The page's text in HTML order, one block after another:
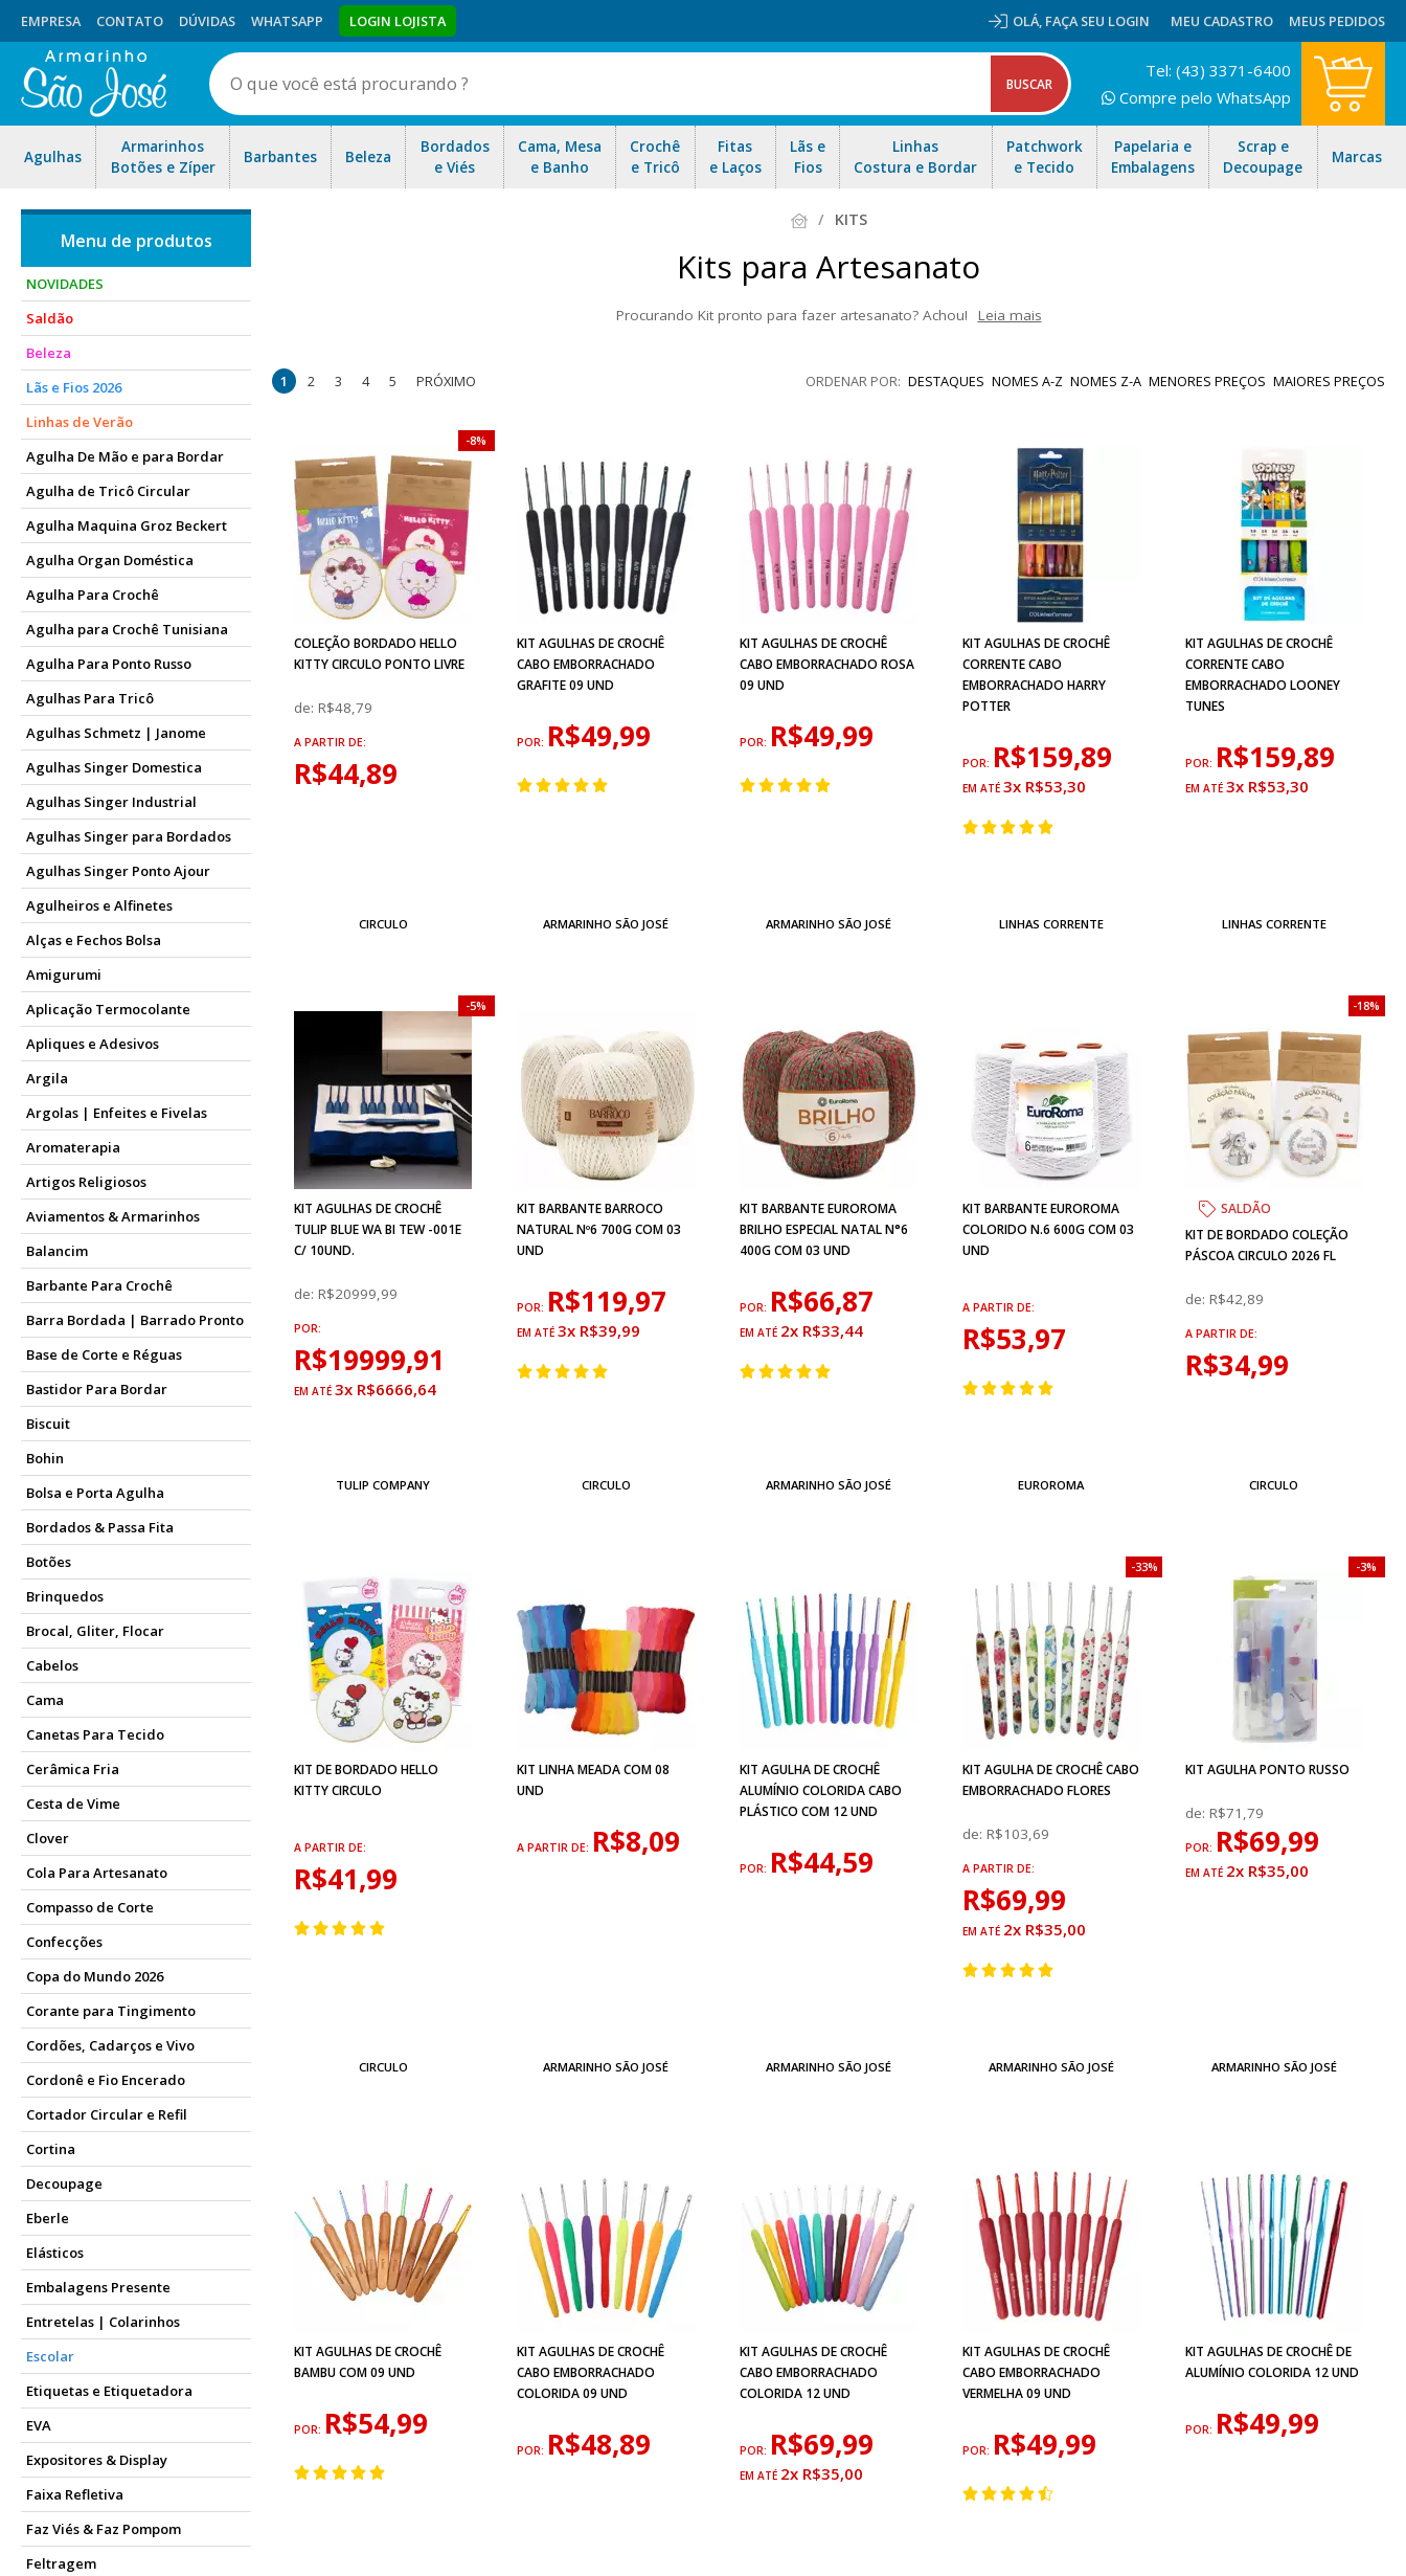
OLÁ, FAÇA SEU LOGIN
EMPRESA CONTATO DÚVIDAS WHATSAPP LOGIN LOJISTA MEU CADASTRO MEUS PEDIDOS
Agulhas
Armarinhos
Botões e Zíper
Barbantes Beleza
Bordados
e Viés
Cama, Mesa
e Banho
Crochê
e Tricô
Fitas
e Laços
Lãs e
Fios
Linhas
Costura e Bordar
Patchwork
e Tecido
Papelaria e
Embalagens
Scrap e
Decoupage
Marcas
Tel: (43) 3371-6400
Compre pelo WhatsApp
NOVIDADES
Saldão
Beleza
Lãs e Fios 2026
Linhas de Verão
Agulha De Mão e para Bordar
Agulha de Tricô Circular
Agulha Maquina Groz Beckert
Agulha Organ Doméstica
Agulha Para Crochê
Agulha para Crochê Tunisiana
Agulha Para Ponto Russo
Agulhas Para Tricô
Agulhas Schmetz | Janome
Agulhas Singer Domestica
Agulhas Singer Industrial
Agulhas Singer para Bordados
Agulhas Singer Ponto Ajour
Agulheiros e Alfinetes
Alças e Fechos Bolsa
Amigurumi
Aplicação Termocolante
Apliques e Adesivos
Argila
Argolas | Enfeites e Fivelas
Aromaterapia
Artigos Religiosos
Aviamentos & Armarinhos
Balancim
Barbante Para Crochê
Barra Bordada | Barrado Pronto
Base de Corte e Réguas
Bastidor Para Bordar
Biscuit
Bohin
Bolsa e Porta Agulha
Bordados & Passa Fita
Botões
Brinquedos
Brocal, Gliter, Flocar
Cabelos
Cama
Canetas Para Tecido
Cerâmica Fria
Cesta de Vime
Clover
Cola Para Artesanato
Compasso de Corte
Confecções
Copa do Mundo 2026
Corante para Tingimento
Cordões, Cadarços e Vivo
Cordonê e Fio Encerado
Cortador Circular e Refil
Cortina
Decoupage
Eberle
Elásticos
Embalagens Presente
Entretelas | Colarinhos
Escolar
Etiquetas e Etiquetadora
EVA
Expositores & Display
Faixa Refletiva
Faz Viés & Faz Pompom
Feltragem
KITS
Kits para Artesanato
Procurando Kit pronto para fazer artesanato? Achou!
Leia mais
DESTAQUES NOMES A-Z NOMES Z-A MENORES PREÇOS MAIORES PREÇOS
1 2 3 4 5 PRÓXIMO
COLEÇÃO BORDADO HELLO
KITTY CIRCULO PONTO LIVRE
de:R$48,79
A PARTIR DE:
R$44,89
8%
CIRCULO
KIT AGULHAS DE CROCHÊ
CABO EMBORRACHADO
GRAFITE 09 UND
POR: R$49,99
ARMARINHO SÃO JOSÉ
KIT AGULHAS DE CROCHÊ
CABO EMBORRACHADO ROSA
09 UND
POR: R$49,99
ARMARINHO SÃO JOSÉ
KIT AGULHAS DE CROCHÊ
CORRENTE CABO
EMBORRACHADO HARRY
POTTER
POR: R$159,89
3x R$53,30
LINHAS CORRENTE
KIT AGULHAS DE CROCHÊ
CORRENTE CABO
EMBORRACHADO LOONEY
TUNES
POR: R$159,89
3x R$53,30
LINHAS CORRENTE
KIT AGULHAS DE CROCHÊ
TULIP BLUE WA BI TEW -001E
C/ 10UND.
de:R$20999,99
POR:
R$19999,91
3x R$6666,64
5%
TULIP COMPANY
KIT BARBANTE BARROCO
NATURAL Nº6 700G COM 03
UND
POR: R$119,97
3x R$39,99
CIRCULO
KIT BARBANTE EUROROMA
BRILHO ESPECIAL NATAL N°6
400G COM 03 UND
POR: R$66,87
2x R$33,44
ARMARINHO SÃO JOSÉ
KIT BARBANTE EUROROMA
COLORIDO N.6 600G COM 03
UND
A PARTIR DE:
R$53,97
EUROROMA
SALDÃO
KIT DE BORDADO COLEÇÃO
PÁSCOA CIRCULO 2026 FL
de: R$42,89
A PARTIR DE:
R$34,99
18%
CIRCULO
KIT DE BORDADO HELLO
KITTY CIRCULO
A PARTIR DE:
R$41,99
CIRCULO
KIT LINHA MEADA COM 08
UND
A PARTIR DE: R$8,09
ARMARINHO SÃO JOSÉ
KIT AGULHA DE CROCHÊ
ALUMÍNIO COLORIDA CABO
PLÁSTICO COM 12 UND
POR: R$44,59
ARMARINHO SÃO JOSÉ
KIT AGULHA DE CROCHÊ CABO
EMBORRACHADO FLORES
de: R$103,69
A PARTIR DE:
R$69,99
2x R$35,00
33%
ARMARINHO SÃO JOSÉ
KIT AGULHA PONTO RUSSO
de: R$71,79
POR: R$69,99
2x R$35,00
3%
ARMARINHO SÃO JOSÉ
KIT AGULHAS DE CROCHÊ
BAMBU COM 09 UND
POR: R$54,99
KIT AGULHAS DE CROCHÊ
CABO EMBORRACHADO
COLORIDA 09 UND
POR: R$48,89
KIT AGULHAS DE CROCHÊ
CABO EMBORRACHADO
COLORIDA 12 UND
POR: R$69,99
2x R$35,00
KIT AGULHAS DE CROCHÊ
CABO EMBORRACHADO
VERMELHA 09 UND
POR: R$49,99
KIT AGULHAS DE CROCHÊ DE
ALUMÍNIO COLORIDA 12 UND
POR: R$49,99